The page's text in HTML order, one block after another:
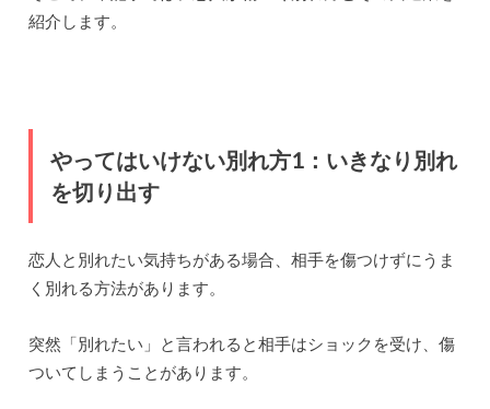
紹介します。
やってはいけない別れ方1：いきなり別れ
を切り出す
恋人と別れたい気持ちがある場合、相手を傷つけずにうま
く別れる方法があります。
突然「別れたい」と言われると相手はショックを受け、傷
ついてしまうことがあります。